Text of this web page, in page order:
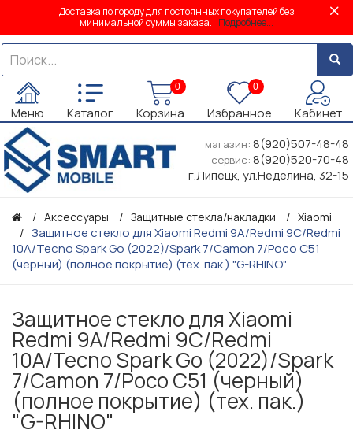
Доставка по городу для постоянных покупателей без
минимальной суммы заказа. Подробнее...
Меню Каталог
0
Корзина
0
Избранное Кабинет
магазин: 8(920)507-48-48
сервис: 8(920)520-70-48
г.Липецк, ул.Неделина, 32-15
Аксессуары Защитные стекла/накладки Xiaomi
Защитное стекло для Xiaomi Redmi 9A/Redmi 9C/Redmi
10A/Tecno Spark Go (2022)/Spark 7/Camon 7/Poco C51
(черный) (полное покрытие) (тех. пак.) "G-RHINO"
Защитное стекло для Xiaomi
Redmi 9A/Redmi 9C/Redmi
10A/Tecno Spark Go (2022)/Spark
7/Camon 7/Poco C51 (черный)
(полное покрытие) (тех. пак.)
"G-RHINO"